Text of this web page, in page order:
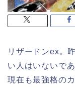
リザードンex。
い人はいないで
現在も最強格のカ